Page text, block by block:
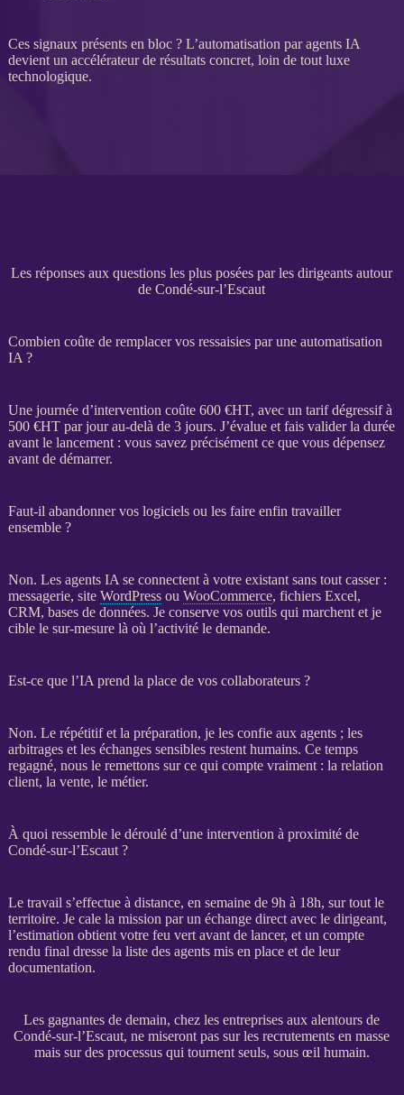
Ces signaux présents en bloc ? L’automatisation paragents IA
devient un accélérateur de résultats concret, loin de tout luxe
technologique.
Les réponses aux questions les plus posées par les dirigeants autour
de Condé-sur-l’Escaut
Combien coûte de remplacer vos ressaisies par une automatisation
IA ?
Une journée d’intervention coûte 600 €HT, avec un tarif dégressif à
500 €HTpar jour au-delà de 3 jours. J’évalue et fais valider la durée
avant le lancement : vous savez précisément ce que vous dépensez
avant de démarrer.
Faut-il abandonner vos logiciels ou les faire enfin travailler
ensemble ?
Non. Les agents IA se connectent à votre existant sans tout casser :
messagerie, site WordPressou WooCommerce, fichiers Excel,
CRM, bases de données. Je conserve vos outils qui marchent et je
cible le sur-mesure là où l’activité le demande.
Est-ce que l’IA prend la place de vos collaborateurs ?
Non. Le répétitif et la préparation, je les confie aux agents; les
arbitrages et les échanges sensibles restent humains. Ce temps
regagné, nous le remettons sur ce qui compte vraiment : la relation
client, la vente, le métier.
À quoi ressemble le déroulé d’une intervention à proximité de
Condé-sur-l’Escaut ?
Le travail s’effectue à distance, en semaine de 9h à 18h, sur tout le
territoire. Je cale la mission par un échange direct avec le dirigeant,
l’estimation obtient votre feu vert avant de lancer, et un compte
rendu final dresse la liste des agentsmis en place et de leur
documentation.
Les gagnantes de demain, chez les entreprises aux alentours de
Condé-sur-l’Escaut, ne miseront pas sur les recrutements en masse
mais sur des processus qui tournent seuls, sous œil humain.